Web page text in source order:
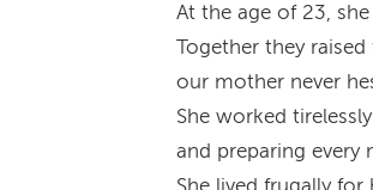
At the age of 23,
Together they
our mother never
She worked
and preparing every